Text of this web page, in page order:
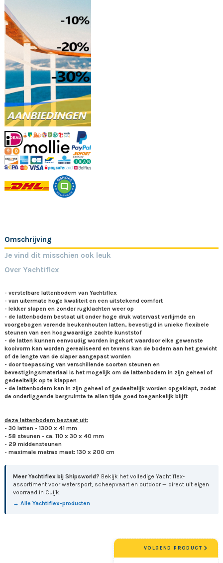
Omschrijving
Je vind dit misschien ook leuk
Over Yachtiflex
- verstelbare lattenbodem van Yachtiflex
- van uitermate hoge kwaliteit en een uitstekend comfort
- lekker slapen en zonder rugklachten weer op
- de lattenbodem bestaat uit onder hoge druk watervast verlijmde en
voorgebogen verende beukenhouten latten, bevestigd in unieke flexibele
steunen van een hoogwaardige zachte kunststof
- de latten kunnen eenvoudig worden ingekort waardoor elke gewenste
kooivorm kan worden gerealiseerd en tevens kan de bodem aan het gewicht
of de lengte van de slaper aangepast worden
- door toepassing van verschillende soorten steunen en
bevestigingsmateriaal is het mogelijk om de lattenbodem in zijn geheel of
gedeeltelijk op te klappen
- de lattenbodem kan in zijn geheel of gedeeltelijk worden opgeklapt, zodat
de onderliggende bergruimte te allen tijde goed toegankelijk blijft
deze lattenbodem bestaat uit:
- 30 latten - 1300 x 41 mm
- 58 steunen - ca. 110 x 30 x 40 mm
- 29 middensteunen
- maximale matras maat: 130 x 200 cm
Meer Yachtiflex bij Shipsworld? Bekijk het volledige Yachtiflex-
assortiment voor watersport, scheepvaart en outdoor — direct uit eigen
voorraad in Cuijk.
→ Alle Yachtiflex-producten
VOLGEND PRODUCT